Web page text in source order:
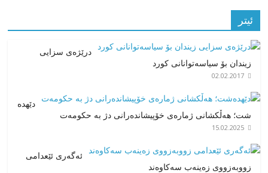
ئیتر
درێژەی سزایی
زیندان بۆ سیاسەتوانانی کورد
02.02.2017
دێهدە
شت؛ هەڵکشانی ژمارەی خۆپیشاندەرانی دژ بە حکومەت
15.02.2025
ئەگەری ئێعدامی
زووبەزووی زەینەب سەکاوەند